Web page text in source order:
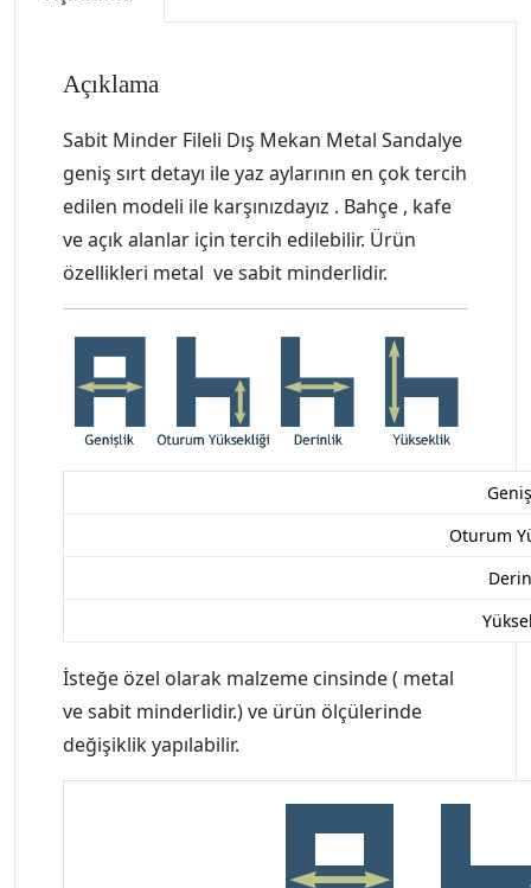
Açıklama
Sabit Minder Fileli Dış Mekan Metal Sandalye
geniş sırt detayı ile yaz aylarının en çok tercih
edilen modeli ile karşınızdayız . Bahçe , kafe
ve açık alanlar için tercih edilebilir. Ürün
özellikleri metal ve sabit minderlidir.
Oturum
İsteğe özel olarak malzeme cinsinde ( metal
ve sabit minderlidir.) ve ürün ölçülerinde
değişiklik yapılabilir.